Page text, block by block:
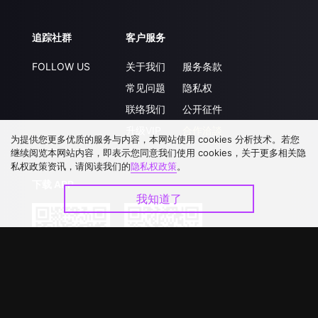
追踪社群
FOLLOW US
客户服务
关于我们
常见问题
联络我们
服务条款
隐私权
公开征件
下载 APP
为提供您更多优质的服务与内容，本网站使用 cookies 分析技术。若您
继续阅览本网站内容，即表示您同意我们使用 cookies，关于更多相关隐
私权政策资讯，请阅读我们的隐私权政策。
我知道了